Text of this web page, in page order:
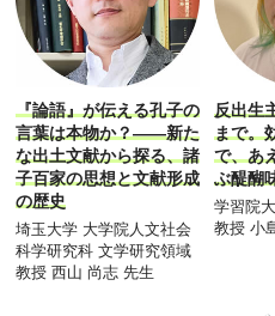
『論語』が伝える孔子の
言葉は本物か？――新た
な出土文献から探る、諸
子百家の思想と文献形成
の歴史
埼玉大学 大学院人文社会
科学研究科 文学研究領域
教授 西山 尚志 先生
反出生
まで。
で、あ
ぶ醍醐
学習院
教授 小